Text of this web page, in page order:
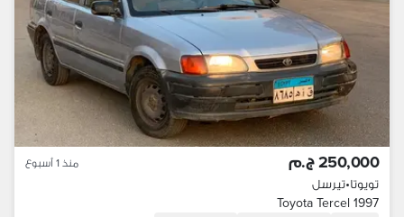
250,000 ج.م منذ 1 أسبوع
تويوتا•تيرسل
Toyota Tercel 1997